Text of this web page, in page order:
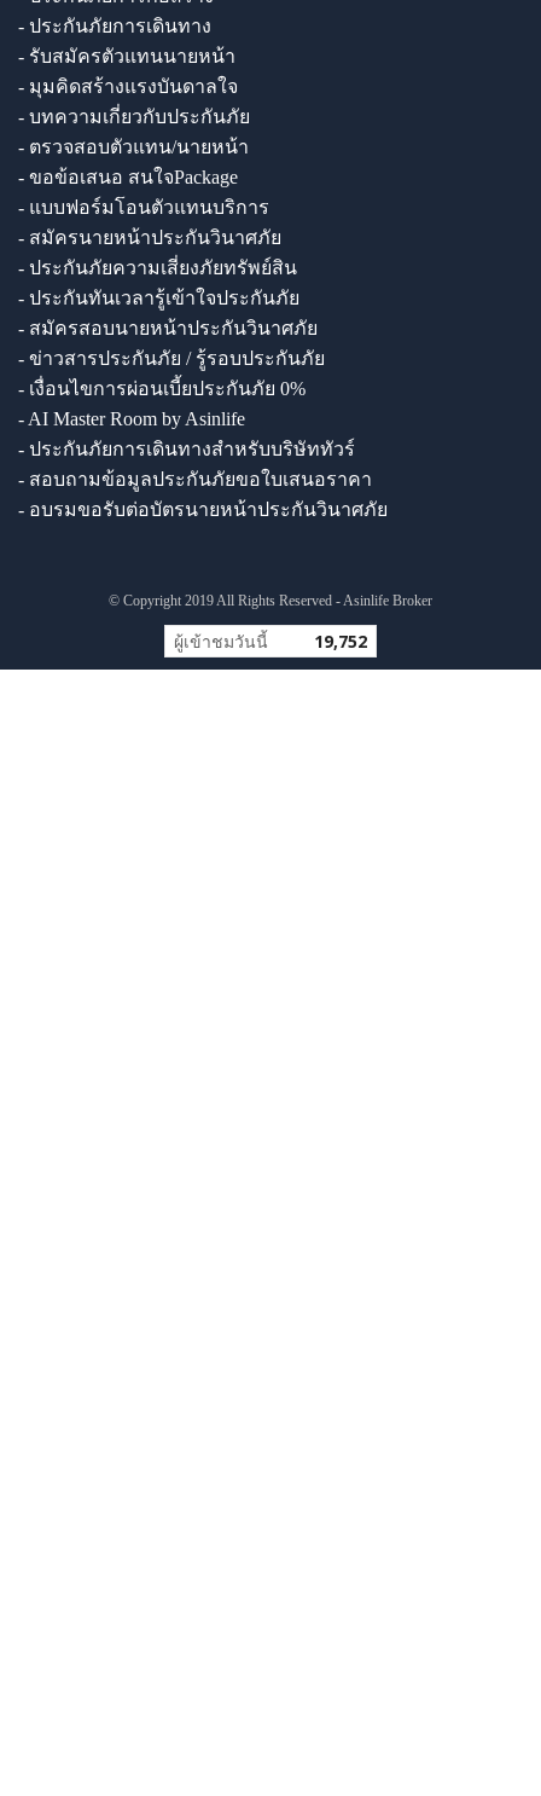
- ประกันภัยการเดินทาง
- รับสมัครตัวแทนนายหน้า
- มุมคิดสร้างแรงบันดาลใจ
- บทความเกี่ยวกับประกันภัย
- ตรวจสอบตัวแทน/นายหน้า
- ขอข้อเสนอ สนใจPackage
- แบบฟอร์มโอนตัวแทนบริการ
- สมัครนายหน้าประกันวินาศภัย
- ประกันภัยความเสี่ยงภัยทรัพย์สิน
- ประกันทันเวลารู้เข้าใจประกันภัย
- สมัครสอบนายหน้าประกันวินาศภัย
- ข่าวสารประกันภัย / รู้รอบประกันภัย
- เงื่อนไขการผ่อนเบี้ยประกันภัย 0%
- AI Master Room by Asinlife
- ประกันภัยการเดินทางสำหรับบริษัททัวร์
- สอบถามข้อมูลประกันภัยขอใบเสนอราคา
- อบรมขอรับต่อบัตรนายหน้าประกันวินาศภัย
© Copyright 2019 All Rights Reserved - Asinlife Broker
ผู้เข้าชมวันนี้ 19,752